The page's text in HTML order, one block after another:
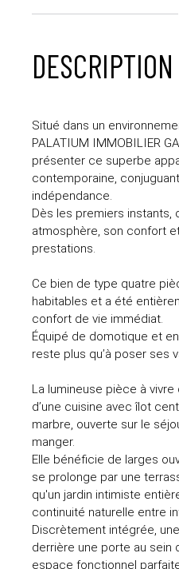
DESCRIPTION
Situé dans un
PALATIUM IMMOBILIER
présenter ce superbe
contemporaine,
indépendance.
Dès les premiers instants,
atmosphère, son confort
prestations.
Ce bien de type quatre
habitables et a été
confort de vie immédiat.
Équipé de domotique et
reste plus qu’à poser ses
La lumineuse pièce à vivre
d’une cuisine avec îlot
marbre, ouverte sur le
manger.
Elle bénéficie de larges
se prolonge par une
qu'un jardin intimiste
continuité naturelle entre
Discrètement intégrée,
derrière une porte au sein
espace fonctionnel